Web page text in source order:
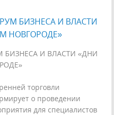
БИЗНЕСА И ВЛАСТИ
НОВГОРОДЕ»
И ВЛАСТИ «ДНИ
торговли
о проведении
для специалистов